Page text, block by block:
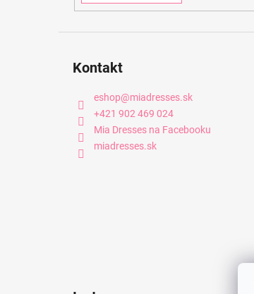
Kontakt
eshop@miadresses.sk
+421 902 469 024
Mia Dresses na Facebooku
miadresses.sk